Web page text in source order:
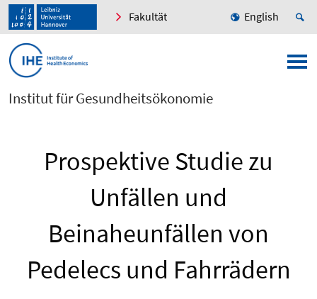
Fakultät English
Institut für Gesundheitsökonomie
Prospektive Studie zu
Unfällen und
Beinaheunfällen von
Pedelecs und Fahrrädern